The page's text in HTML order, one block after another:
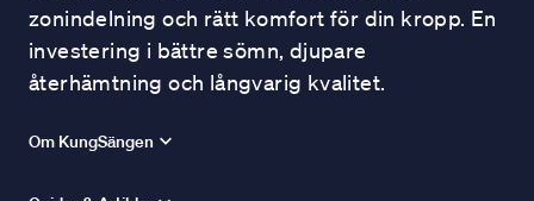
zonindelning och rätt komfort för din kropp. En
investering i bättre sömn, djupare
återhämtning och långvarig kvalitet.
Om KungSängen